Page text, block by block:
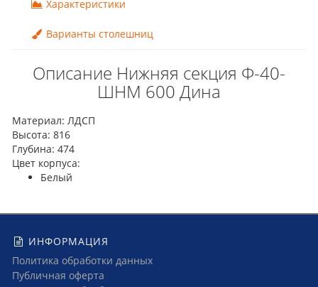
Характеристики
Варианты столешниц
Описание Нижняя секция Ф-40-
ШНМ 600 Дина
Материал: ЛДСП
Высота: 816
Глубина: 474
Цвет корпуса:
Белый
ИНФОРМАЦИЯ
Политика обработки данных
Публичная оферта